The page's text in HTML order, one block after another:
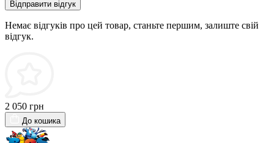
Відправити відгук
Немає відгуків про цей товар, станьте першим, залиште свій
відгук.
2 050 грн
До кошика